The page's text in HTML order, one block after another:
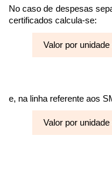
No caso de despesas
certificados calcula-se:
Valor por
e, na linha referente aos
Valor por